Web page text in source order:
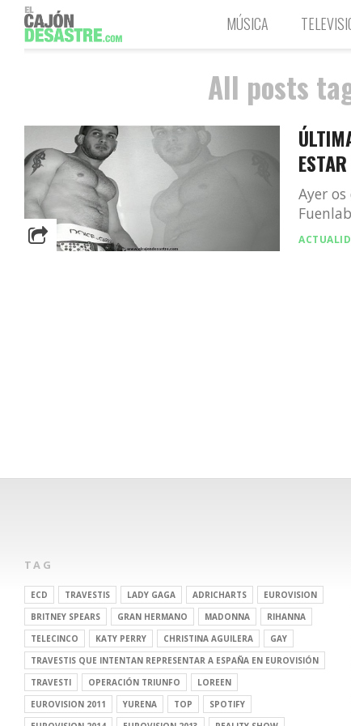
MÚSICA
All posts
Ayer
TAG
ECD TRAVESTIS LADY GAGA ADRICHARTS
EUROVISION
BRITNEY SPEARS
GRAN HERMANO MADONNA
RIHANNA
TELECINCO
KATY PERRY CHRISTINA AGUILERA
GAY
TRAVESTIS QUE INTENTAN REPRESENTAR A ESPAÑA EN EUROVISIÓN
TRAVESTI
OPERACIÓN TRIUNFO
LOREEN
EUROVISION 2011
YURENA TOP
SPOTIFY